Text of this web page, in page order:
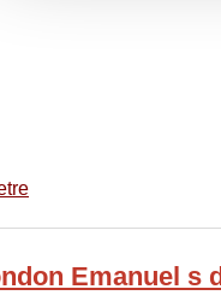
Emanuel s